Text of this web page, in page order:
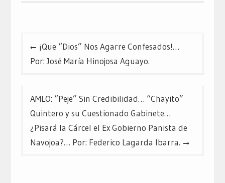
Navegación
¡Que “Dios” Nos Agarre Confesados!…
Por: José María Hinojosa Aguayo.
AMLO: “Peje” Sin Credibilidad… “Chayito”
Quintero y su Cuestionado Gabinete…
¿Pisará la Cárcel el Ex Gobierno Panista de
Navojoa?… Por: Federico Lagarda Ibarra.